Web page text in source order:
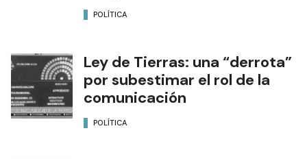
POLÍTICA
Ley de Tierras: una “derrota”
por subestimar el rol de la
comunicación
POLÍTICA